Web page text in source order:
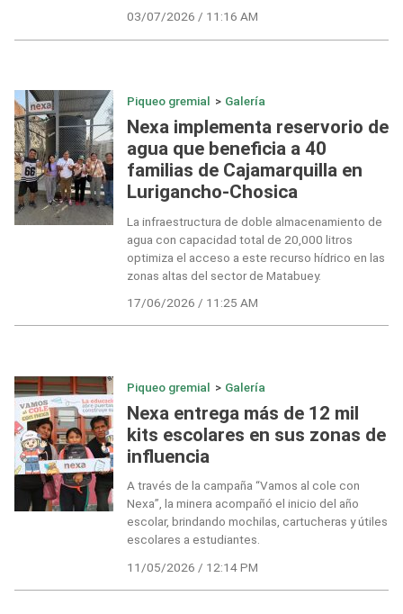
03/07/2026 / 11:16 AM
Piqueo gremial > Galería
Nexa implementa reservorio de
agua que beneficia a 40
familias de Cajamarquilla en
Lurigancho-Chosica
La infraestructura de doble almacenamiento de
agua con capacidad total de 20,000 litros
optimiza el acceso a este recurso hídrico en las
zonas altas del sector de Matabuey.
17/06/2026 / 11:25 AM
Piqueo gremial > Galería
Nexa entrega más de 12 mil
kits escolares en sus zonas de
influencia
A través de la campaña “Vamos al cole con
Nexa”, la minera acompañó el inicio del año
escolar, brindando mochilas, cartucheras y útiles
escolares a estudiantes.
11/05/2026 / 12:14 PM